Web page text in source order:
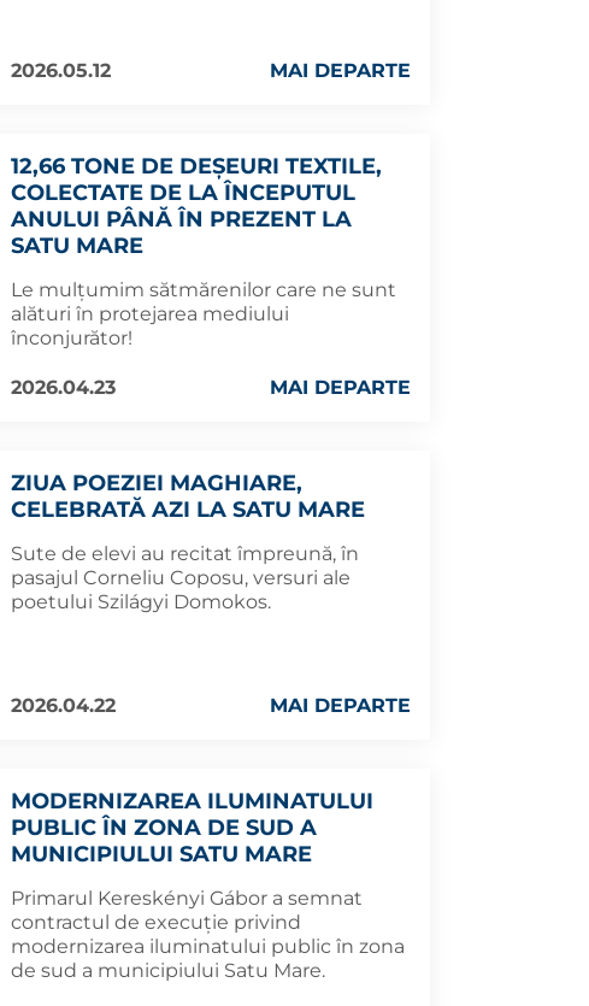
2026.05.12 MAI DEPARTE
12,66 TONE DE DEȘEURI TEXTILE,
COLECTATE DE LA ÎNCEPUTUL
ANULUI PÂNĂ ÎN PREZENT LA
SATU MARE
Le mulțumim sătmărenilor care ne sunt
alături în protejarea mediului
înconjurător!
2026.04.23 MAI DEPARTE
ZIUA POEZIEI MAGHIARE,
CELEBRATĂ AZI LA SATU MARE
Sute de elevi au recitat împreună, în
pasajul Corneliu Coposu, versuri ale
poetului Szilágyi Domokos.
2026.04.22 MAI DEPARTE
MODERNIZAREA ILUMINATULUI
PUBLIC ÎN ZONA DE SUD A
MUNICIPIULUI SATU MARE
Primarul Kereskényi Gábor a semnat
contractul de execuție privind
modernizarea iluminatului public în zona
de sud a municipiului Satu Mare.